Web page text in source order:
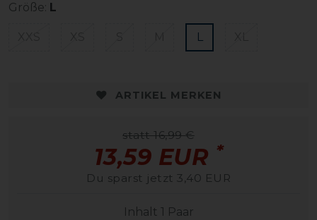
Größe: L
L
ARTIKEL MERKEN
statt 16,99 €
13,59 EUR *
Du sparst jetzt 3,40 EUR
Inhalt 1 Paar